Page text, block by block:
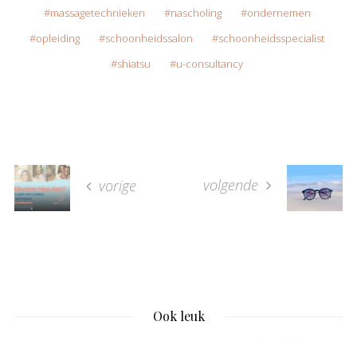
massagetechnieken
nascholing
ondernemen
opleiding
schoonheidssalon
schoonheidsspecialist
shiatsu
u-consultancy
vorige volgende
Ook leuk